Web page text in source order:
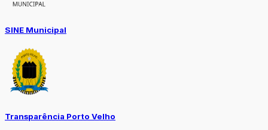
SINE Municipal
Transparência Porto Velho